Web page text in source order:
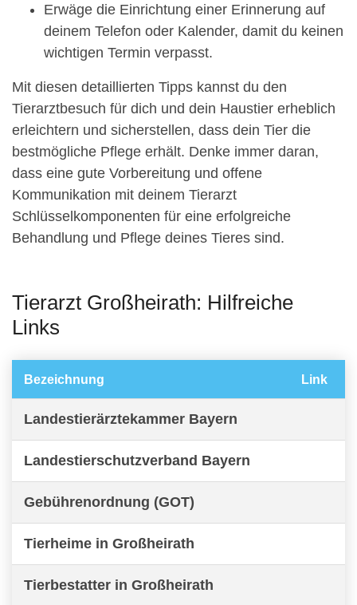
Erwäge die Einrichtung einer Erinnerung auf
deinem Telefon oder Kalender, damit du keinen
wichtigen Termin verpasst.
Mit diesen detaillierten Tipps kannst du den
Tierarztbesuch für dich und dein Haustier erheblich
erleichtern und sicherstellen, dass dein Tier die
bestmögliche Pflege erhält. Denke immer daran,
dass eine gute Vorbereitung und offene
Kommunikation mit deinem Tierarzt
Schlüsselkomponenten für eine erfolgreiche
Behandlung und Pflege deines Tieres sind.
Tierarzt Großheirath: Hilfreiche
Links
Bezeichnung Link
Landestierärztekammer Bayern
Landestierschutzverband Bayern
Gebührenordnung (GOT)
Tierheime in Großheirath
Tierbestatter in Großheirath